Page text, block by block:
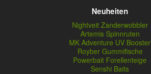
Neuheiten
Nightveit Zanderwobbler
Artemis Spinnruten
MK Adventure UV Booster
Royber Gummifische
Powerbait Forellenteige
Senshi Baits